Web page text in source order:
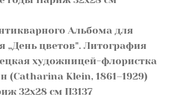
Альбома для
„День цветов". Литография
художницей-флористка
(Catharina Klein, 1861–1929)
32х28 см П3137